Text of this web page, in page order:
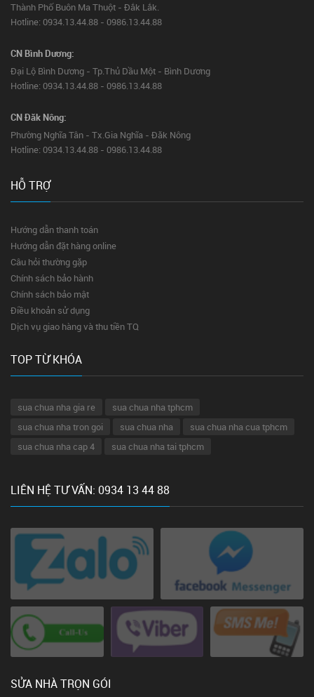
Thành Phố Buôn Ma Thuột - Đắk Lắk.
Hotline: 0934.13.44.88 - 0986.13.44.88
CN Bình Dương:
Đại Lộ Bình Dương - Tp.Thủ Dầu Một - Bình Dương
Hotline: 0934.13.44.88 - 0986.13.44.88
CN Đăk Nông:
Phường Nghĩa Tân - Tx.Gia Nghĩa - Đăk Nông
Hotline: 0934.13.44.88 - 0986.13.44.88
HỖ TRỢ
Hướng dẫn thanh toán
Hướng dẫn đặt hàng online
Câu hỏi thường gặp
Chính sách bảo hành
Chính sách bảo mật
Điều khoản sử dụng
Dịch vụ giao hàng và thu tiền TQ
TOP TỪ KHÓA
sua chua nha gia re
sua chua nha tphcm
sua chua nha tron goi
sua chua nha
sua chua nha cua tphcm
sua chua nha cap 4
sua chua nha tai tphcm
LIÊN HỆ TƯ VẤN: 0934 13 44 88
SỬA NHÀ TRỌN GÓI